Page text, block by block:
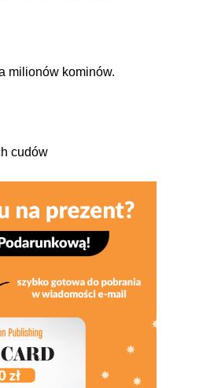
milionów kominów.
cudów